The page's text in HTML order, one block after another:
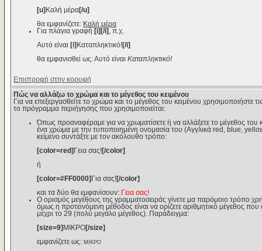
[u] Καλή μέρα[/u]
θα εμφανίζετε: Καλή μέρα
Για πλάγια γραφή [i][/i]
, π.χ.
Αυτό είναι [i] Καταπληκτικό![/i]
θα εμφανισθεί ως: Αυτό είναι Καταπληκτικό!
Επιστροφή στην κορυφή
Πώς να αλλάξω το χρώμα και το μέγεθος του κειμένου
Για να επεξεργασθείτε το χρώμα και το μέγεθος του κειμένου χρησιμοποιήστε
το πρόγραμμα περιήγησης που χρησιμοποιείται:
Όπως προαναφέραμε για να χρωματίσετε ή να αλλάξετε το μέγεθος του
ένα χρώμα με την τυποποιημένη ονομασία του (Αγγλικά red, blue,
κείμενο συντάξτε με τον ακόλουθο τρόπο:
[color=red] Γεια σας![/color]
ή
[color=#FF0000] Για σας![/color]
και τα δύο θα εμφανίσουν: Γεια σας!
Ο ορισμός μεγέθους της γραμματοσειράς γίνετε μα παρόμοιο τρόπο
όμως η προτεινόμενη μέθοδος είναι να ορίζετε αριθμητικό μέγεθος που
μέχρι το 29 (πολύ μεγάλο μέγεθος). Παράδειγμα:
[size=9] ΜΙΚΡΟ[/size]
εμφανίζετε ως: ΜΙΚΡΟ